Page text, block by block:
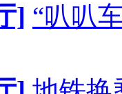
] “叭叭